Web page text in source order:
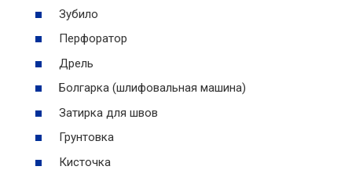
Зубило
Перфоратор
Дрель
Болгарка (шлифовальная машина)
Затирка для швов
Грунтовка
Кисточка